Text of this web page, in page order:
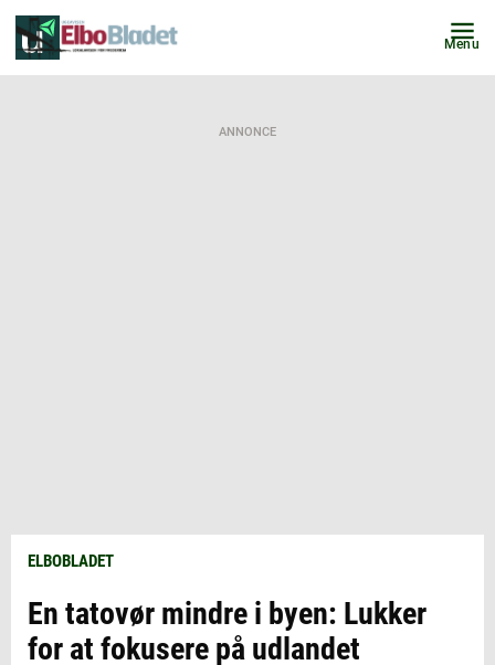
Menu
ANNONCE
ELBOBLADET
En tatovør mindre i byen: Lukker
for at fokusere på udlandet